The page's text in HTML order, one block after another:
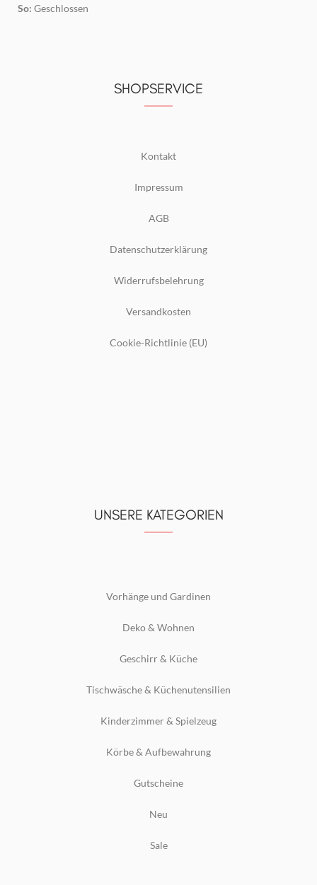
So: Geschlossen
SHOPSERVICE
Kontakt
Impressum
AGB
Datenschutzerklärung
Widerrufsbelehrung
Versandkosten
Cookie-Richtlinie (EU)
UNSERE KATEGORIEN
Vorhänge und Gardinen
Deko & Wohnen
Geschirr & Küche
Tischwäsche & Küchenutensilien
Kinderzimmer & Spielzeug
Körbe & Aufbewahrung
Gutscheine
Neu
Sale